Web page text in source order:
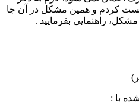
تست کردم و همین مشکل در آن جا
راهنمایی بفرمایید .
با :